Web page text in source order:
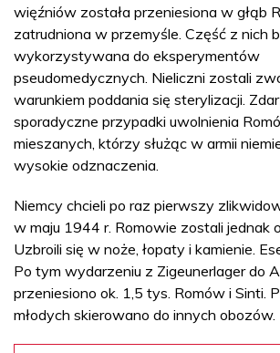
więźniów została przeniesiona w głąb
zatrudniona w przemyśle. Część z nich
wykorzystywana do eksperymentów
pseudomedycznych. Nieliczni zostali
warunkiem poddania się sterylizacji.
sporadyczne przypadki uwolnienia
mieszanych, którzy służąc w armii
wysokie odznaczenia.
Niemcy chcieli po raz pierwszy
w maju 1944 r. Romowie zostali jednak
Uzbroili się w noże, łopaty i kamienie.
Po tym wydarzeniu z Zigeunerlager do
przeniesiono ok. 1,5 tys. Romów i Sinti.
młodych skierowano do innych obozów.